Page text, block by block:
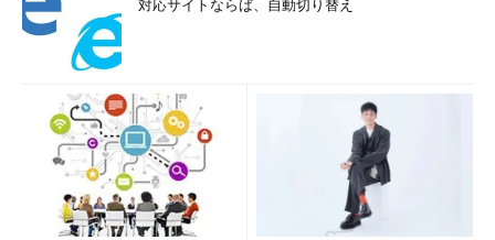
対応サイトならば、自動切り替え